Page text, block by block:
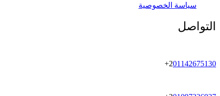
سياسة الخصوصية
التواصل
201142675130
+